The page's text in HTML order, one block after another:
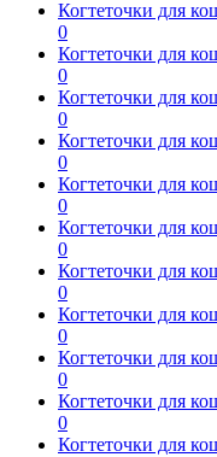
Когтеточки для
0
Когтеточки для
0
Когтеточки для
0
Когтеточки для
0
Когтеточки для
0
Когтеточки для
0
Когтеточки для
0
Когтеточки для
0
Когтеточки для
0
Когтеточки для
0
Когтеточки для